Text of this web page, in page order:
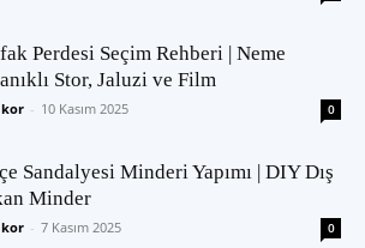
Perdesi Seçim Rehberi | Neme
Stor, Jaluzi ve Film
- 10 Kasım 2025 0
Sandalyesi Minderi Yapımı | DIY Dış
Minder
- 7 Kasım 2025 0